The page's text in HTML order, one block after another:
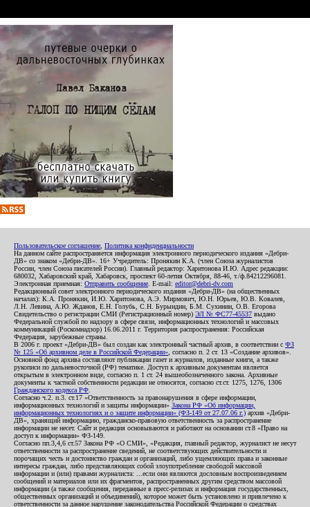
Пользовательское соглашение Политика конфиденциальности
На данном сайте распространяется информация электронного периодического издания «Дебри-
ДВ» со знаком «Дебри-ДВ». 16+ Учредитель: Пронякин К.А. (член Союза журналистов
России, член Союза писателей России). Главный редактор: Харитонова И.Ю. Адрес редакции:
680032, Хабаровский край, Хабаровск, проспект 60-летия Октября, 88-46, т./ф.84212296081.
Электронная приемная: Отправить сообщение . E-mail: editor@debri-dv.com
Редакционный совет электронного периодического издания «Дебри-ДВ» (на общественных
началах): К.А. Пронякин, И.Ю. Харитонова, А.Э. Мирмович, Ю.Н. Юрьев, Ю.В. Ковалев,
Л.Н. Левина, А.Ю. Жданов, Е.Н. Голубь, С.Н. Бурындин, Б.М. Сухинин, О.В. Егорова
Свидетельство о регистрации СМИ (Регистрационный номер) ЭЛ № ФС77-45537 выдано
Федеральной службой по надзору в сфере связи, информационных технологий и массовых
коммуникаций (Роскомнадзор) 16.06.2011 г. Территория распространения: Российская
Федерация, зарубежные страны.
В 2006 г. проект «Дебри-ДВ» был создан как электронный частный архив, в соответствии с ФЗ
№ 125 «Об архивном деле в Российской Федерации» , согласно п. 2 ст. 13 «Создание архивов».
Основной фонд архива составляют публикации газет и журналов, изданные книги, а также
рукописи по дальневосточной (РФ) тематике. Доступ к архивным документам является
открытым в электронном виде, согласно п. 1 ст. 24 вышеобозначенного закона. Архивные
документы к частной собственности редакции не относятся, согласно ст.ст. 1275, 1276, 1306
Гражданского кодекса РФ
Согласно ч.2. п.3. ст.17 «Ответственность за правонарушения в сфере информации,
информационных технологий и защиты информации» Закона РФ «Об информации,
информационных технологиях и о защите информации» (ФЗ-149 от 27.07.06 г.) архив «Дебри-
ДВ», хранящий информацию, гражданско-правовую ответственность за распространение
информации не несет. Сайт и редакция основываются и работают на основании ст.8 «Право на
доступ к информации» ФЗ-149.
Согласно пп.3,4,6 ст.57 Закона РФ «О СМИ», «Редакция, главный редактор, журналист не несут
ответственности за распространение сведений, не соответствующих действительности и
порочащих честь и достоинство граждан и организаций, либо ущемляющих права и законные
интересы граждан, либо представляющих собой злоупотребление свободой массовой
информации и (или) правами журналиста: ...если они являются дословным воспроизведением
сообщений и материалов или их фрагментов, распространенных другим средством массовой
информации (а также сообщения, переданные в пресс-релизах и информация государственных,
общественных организаций и объединений), которое может быть установлено и привлечено к
ответственности за данное нарушение законодательства Российской Федерации о средствах